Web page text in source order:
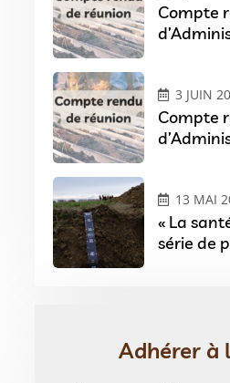
Compte
3 JUIN
Compte
13 MAI
« La
série de
Adhérer à